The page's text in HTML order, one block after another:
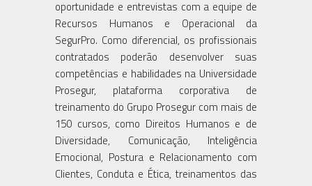
oportunidade e entrevistas com a equipe de
Recursos Humanos e Operacional da
SegurPro. Como diferencial, os profissionais
contratados poderão desenvolver suas
competências e habilidades na Universidade
Prosegur, plataforma corporativa de
treinamento do Grupo Prosegur com mais de
150 cursos, como Direitos Humanos e de
Diversidade, Comunicação, Inteligência
Emocional, Postura e Relacionamento com
Clientes, Conduta e Ética, treinamentos das